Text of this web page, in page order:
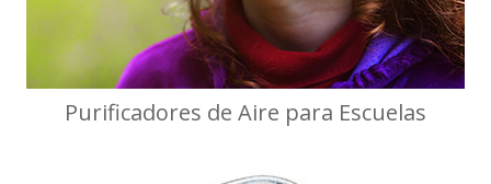
Purificadores de Aire para Escuelas